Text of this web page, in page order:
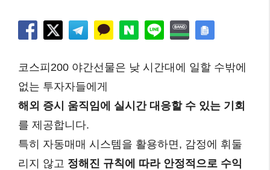
코스피200 야간선물은 낮 시간대에 일할 수밖에
없는 투자자들에게
해외 증시 움직임에 실시간 대응할 수 있는 기회
를 제공합니다.
특히 자동매매 시스템을 활용하면, 감정에 휘둘
리지 않고 정해진 규칙에 따라 안정적으로 수익